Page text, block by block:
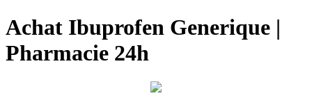
Achat Ibuprofen Generique |
Pharmacie 24h